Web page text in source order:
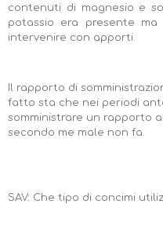
contenuti di magnesio e
potassio era presente
intervenire con apporti.
Il rapporto di
fatto sta che nei periodi
somministrare un rapporto
secondo me male non fa.
SAV: Che tipo di concimi